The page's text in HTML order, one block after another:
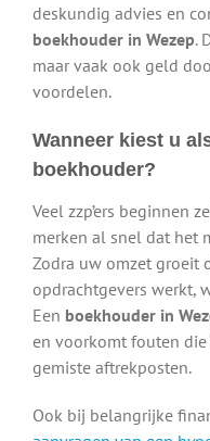
deskundig advies en
boekhouder in Wezep.
maar vaak ook geld
voordelen.
Wanneer kiest u
boekhouder?
Veel zzp’ers beginnen
merken al snel dat het
Zodra uw omzet groeit
opdrachtgevers werkt,
Een boekhouder in
en voorkomt fouten
gemiste aftrekposten.
Ook bij belangrijke